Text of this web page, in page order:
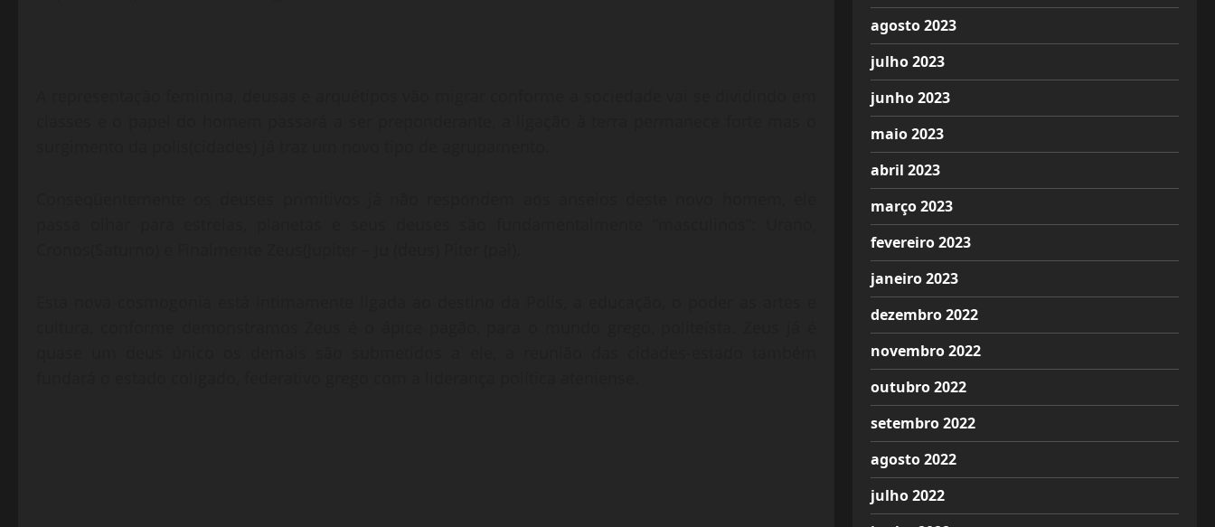
agosto 2023
julho 2023
junho 2023
maio 2023
abril 2023
março 2023
fevereiro 2023
janeiro 2023
dezembro 2022
novembro 2022
outubro 2022
setembro 2022
agosto 2022
julho 2022